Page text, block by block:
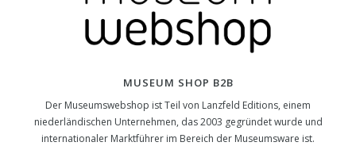
MUSEUM SHOP B2B
Der Museumswebshop ist Teil von Lanzfeld Editions, einem
niederländischen Unternehmen, das 2003 gegründet wurde und
internationaler Marktführer im Bereich der Museumsware ist.